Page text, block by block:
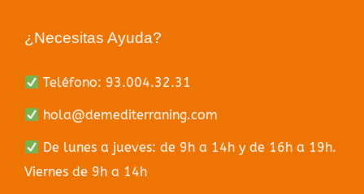
¿Necesitas Ayuda?
Teléfono: 93.004.32.31
hola@demediterraning.com
De lunes a jueves: de 9h a 14h y de 16h a 19h.
Viernes de 9h a 14h